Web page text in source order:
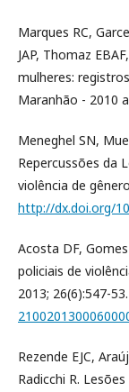
Marques RC,
JAP, Thomaz
mulheres:
Maranhão - 2010
Meneghel SN,
Repercussões da
violência de
http://dx.doi.org/
Acosta DF,
policiais de
2013; 26(6):547-53.
Rezende EJC,
Radicchi R.